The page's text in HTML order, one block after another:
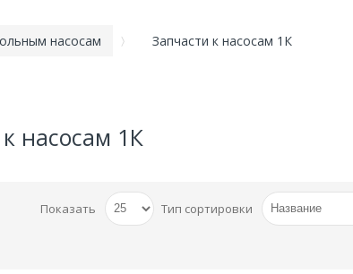
насосам Запчасти к насосам 1К
насосам 1К
Показать Тип сортировки